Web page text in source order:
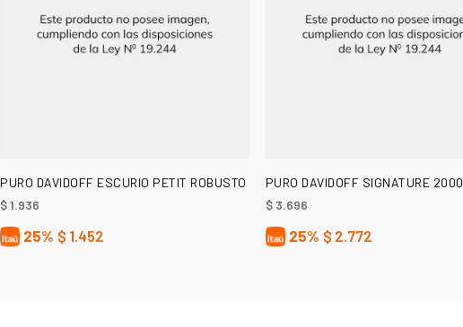
LEER MÁS
PURO DAVIDOFF ESCURIO PETIT ROBUSTO
$1.936
25% $ 1.452
AÑADIR AL CARRITO
PURO DAVIDOFF SIGNATURE 2000
$3.696
25% $ 2.772